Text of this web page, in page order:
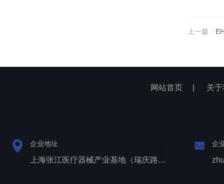
上一篇：
网站首页 关
企业地址
上海张江医疗器械产业基地（瑞庆路528号）
企